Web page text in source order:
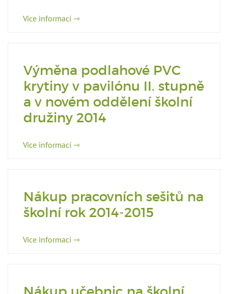
Více informací ⇾
Výměna podlahové PVC
krytiny v pavilónu II. stupně
a v novém oddělení školní
družiny 2014
Více informací ⇾
Nákup pracovních sešitů na
školní rok 2014-2015
Více informací ⇾